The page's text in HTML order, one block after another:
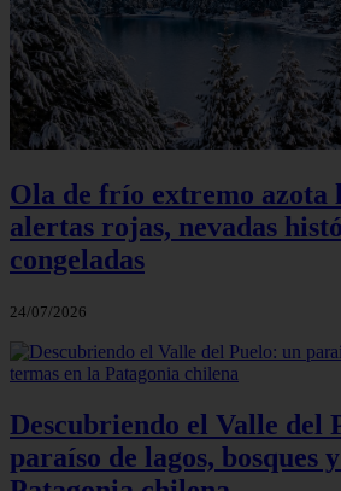
Ola de frío extremo azota
alertas rojas, nevadas
congeladas
24/07/2026
Descubriendo el Valle del
paraíso de lagos, bosques